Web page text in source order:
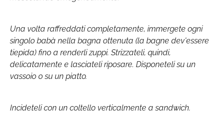
Una volta raffreddati completamente, immergete ogni
singolo babà nella bagna ottenuta (la bagne dev'essere
tiepida) fino a renderli zuppi. Strizzateli, quindi,
delicatamente e lasciateli riposare. Disponeteli su un
vassoio o su un piatto.
Incideteli con un coltello verticalmente a sandwich.